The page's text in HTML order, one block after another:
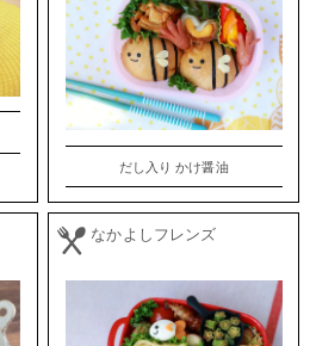
だし入り かけ醤油
なかよしフレンズ